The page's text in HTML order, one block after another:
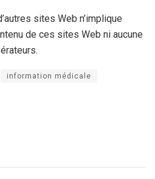
sites Web n’implique
de ces sites Web ni aucune
information médicale